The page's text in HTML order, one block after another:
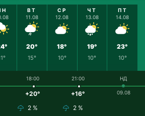
ВТ
11.08
20°
15°
СР
12.08
18°
10°
ЧТ
13.08
19°
10°
ПТ
14.08
23°
10°
18:00
+20°
2 %
21:00
+16°
2 %
НД
09.08